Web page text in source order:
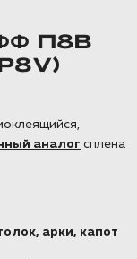
П8В
аналог сплена
арки, капот